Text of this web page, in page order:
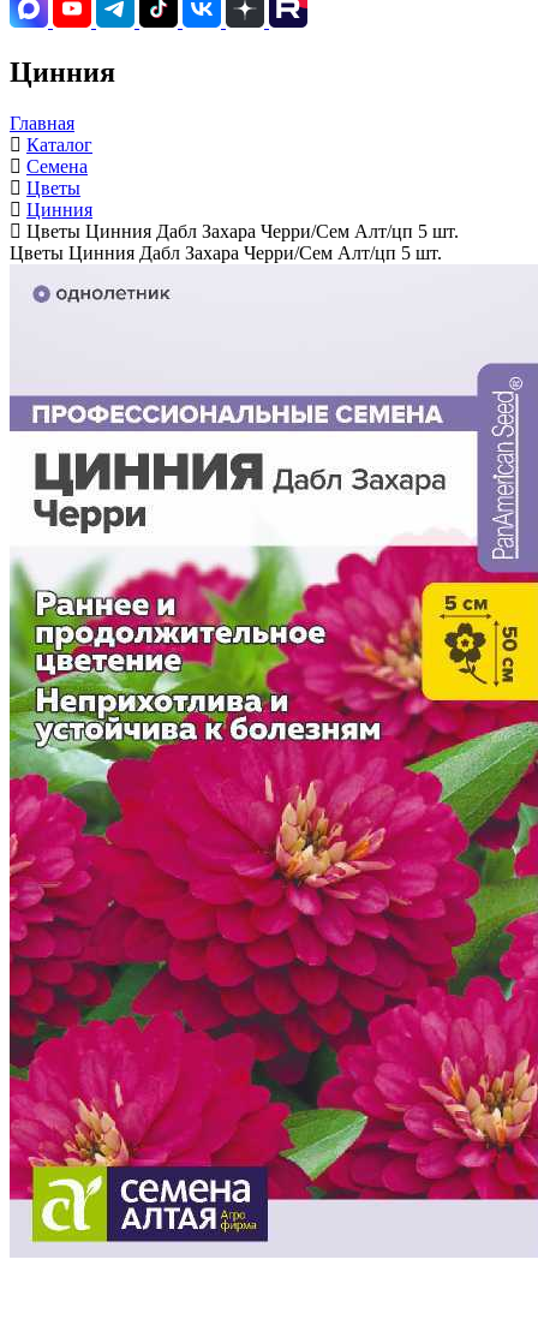
Цинния
Главная
Каталог
Семена
Цветы
Цинния
Цветы Цинния Дабл Захара Черри/Сем Алт/цп 5 шт.
Цветы Цинния Дабл Захара Черри/Сем Алт/цп 5 шт.